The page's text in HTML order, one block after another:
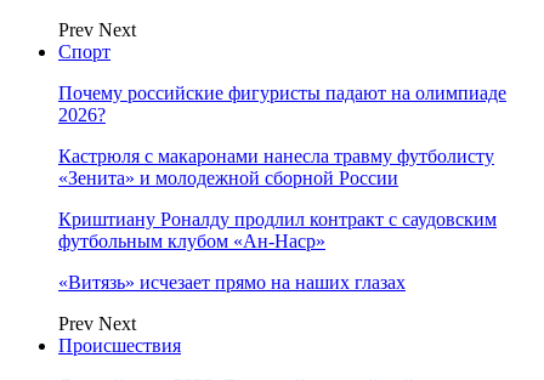
Prev Next
Спорт
Почему российские фигуристы падают на олимпиаде
2026?
Кастрюля с макаронами нанесла травму футболисту
«Зенита» и молодежной сборной России
Криштиану Роналду продлил контракт с саудовским
футбольным клубом «Ан-Наср»
«Витязь» исчезает прямо на наших глазах
Prev Next
Происшествия